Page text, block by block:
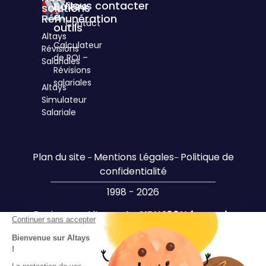
Continuer sans accepter
Bienvenue sur Altays
!
solutions
Rémunération
Altays
Révisions
Salariales
Altays
Simulateur
Salariale
Boîtes
à
outils
Calculateur
de ROI –
Révisions
salariales
Nous contacter
Contact
Plan du site– Mentions Légales– Politique de
confidentialité
1998 - 2026
Design par Altays –Le SIRH 100% français